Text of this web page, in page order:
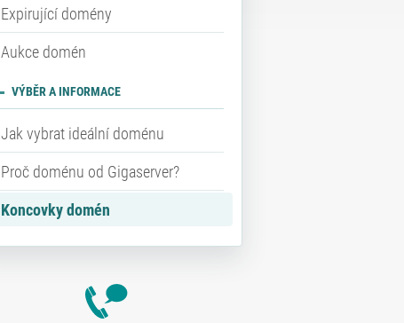
Expirující domény
Aukce domén
VÝBĚR A INFORMACE
Jak vybrat ideální doménu
Proč doménu od Gigaserver?
Koncovky domén